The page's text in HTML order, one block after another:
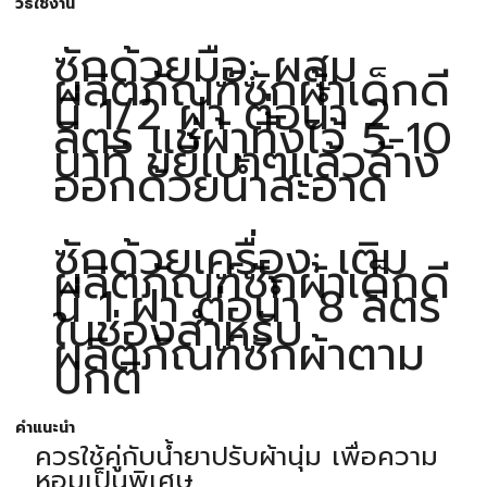
ซักด้วยมือ: ผสม
ผลิตภัณฑ์ซักผ้าเด็กดี
นี่ 1/2 ฝา ต่อน้ำ 2
ลิตร แช่ผ้าทิ้งไว้ 5-10
นาที ขยี้เบาๆแล้วล้าง
ออกด้วยน้ำสะอาด
ซักด้วยเครื่อง: เติม
ผลิตภัณฑ์ซักผ้าเด็กดี
นี่ 1 ฝา ต่อน้ำ 8 ลิตร
ในช่องสำหรับ
ผลิตภัณฑ์ซักผ้าตาม
ปกติ
คำแนะนำ
ควรใช้คู่กับน้ำยาปรับผ้านุ่ม เพื่อความ